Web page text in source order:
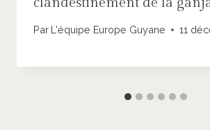
Par L'équipe Europe Guyane 11